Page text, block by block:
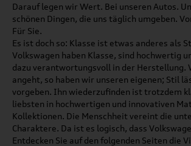
Darauf legen wir Wert. Bei unseren Autos.
schönen Dingen, die uns täglich umgeben.
Für Sie.
Es ist doch so: Klasse ist etwas anderes als
Volkswagen haben Klasse, sind hochwertig
dazu verantwortungsvoll in der Herstellung.
angeht, so haben wir unseren eigenen; Stil
vorgeben. Ihn wiederzufinden ist trotzdem
liebsten in hochwertigen und innovativen
Kollektionen. Die Menschheit vereint die
Charaktere. Da ist es logisch, dass
Entdecken Sie auf den folgenden Seiten die